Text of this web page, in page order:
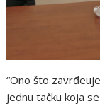
“Ono što
jednu tačku koja